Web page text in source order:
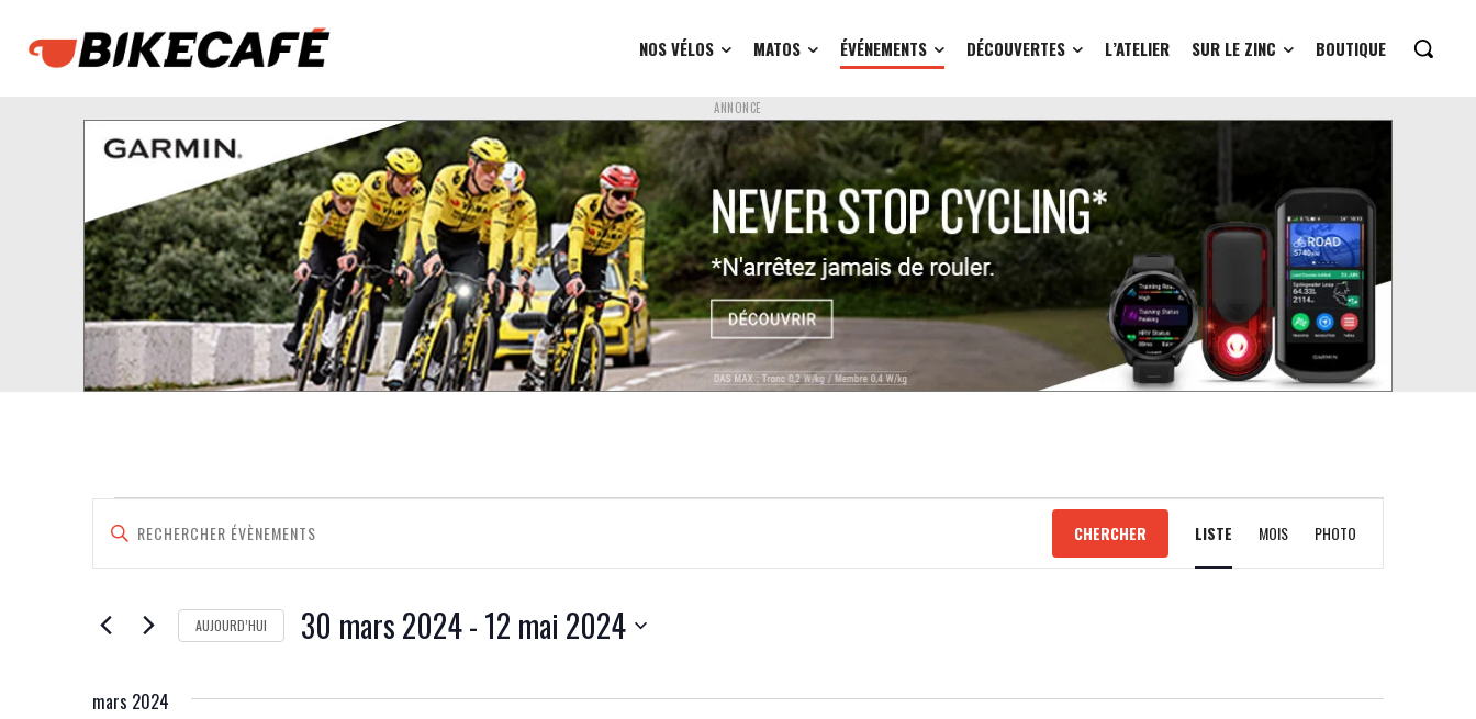
NOS VÉLOS MATOS ÉVÉNEMENTS DÉCOUVERTES L’ATELIER SUR LE ZINC BOUTIQUE
ANNONCE
ÉVÈNEMENTS
RECHERCHE
ET
NAVIGATION
DE
VUES
SAISIR
MOT-
CLÉ.
ÉVÈNEMENTS
PAR
CHERCHER
DE
LISTE MOIS PHOTO
AUJOURD’HUI 30 mars 2024 - 12 mai 2024
DATE.
mars 2024